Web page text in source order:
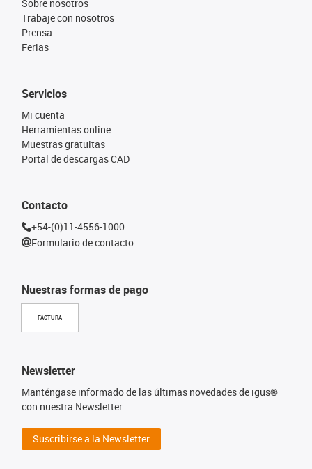
Sobre nosotros
Trabaje con nosotros
Prensa
Ferias
Nuestras formas de pago
FACTURA
Servicios
Mi cuenta
Herramientas online
Muestras gratuitas
Portal de descargas CAD
Contacto
+54-(0)11-4556-1000
Formulario de contacto
Newsletter
Manténgase informado de las últimas novedades de igus®
con nuestra Newsletter.
Suscribirse a la Newsletter